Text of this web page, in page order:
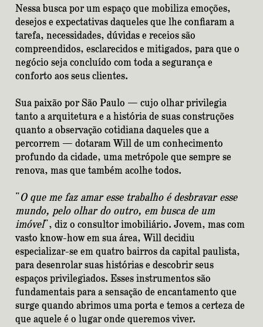
Nessa busca por um espaço que mobiliza emoções,
desejos e expectativas daqueles que lhe confiaram a
tarefa, necessidades, dúvidas e receios são
compreendidos, esclarecidos e mitigados, para que o
negócio seja concluído com toda a segurança e
conforto aos seus clientes.
Sua paixão por São Paulo — cujo olhar privilegia
tanto a arquitetura e a história de suas construções
quanto a observação cotidiana daqueles que a
percorrem — dotaram Will de um conhecimento
profundo da cidade, uma metrópole que sempre se
renova, mas que também acolhe todos.
"O que me faz amar esse trabalho é desbravar esse
mundo, pelo olhar do outro, em busca de um
imóvel", diz o consultor imobiliário. Jovem, mas com
vasto know-how em sua área, Will decidiu
especializar-se em quatro bairros da capital paulista,
para desenrolar suas histórias e descobrir seus
espaços privilegiados. Esses instrumentos são
fundamentais para a sensação de encantamento que
surge quando abrimos uma porta e temos a certeza de
que aquele é o lugar onde queremos viver.